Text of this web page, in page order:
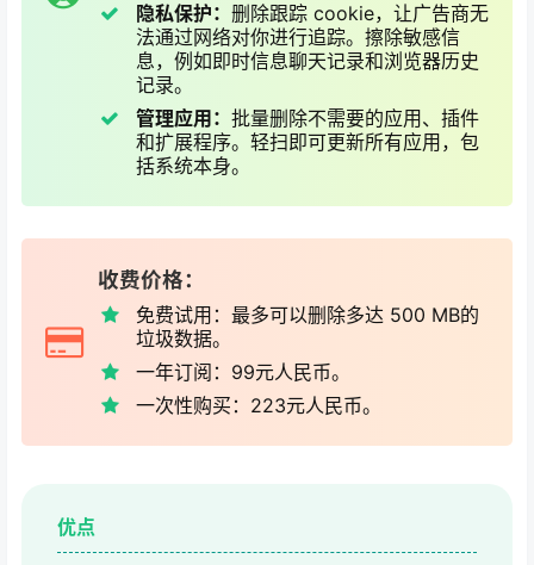
隐私保护： 删除跟踪 cookie，让广告商无
法通过网络对你进行追踪。擦除敏感信
息，例如即时信息聊天记录和浏览器历史
记录。
管理应用： 批量删除不需要的应用、插件
和扩展程序。轻扫即可更新所有应用，包
括系统本身。
收费价格：
免费试用：最多可以删除多达 500 MB的
垃圾数据。
一年订阅：99元人民币。
一次性购买：223元人民币。
优点